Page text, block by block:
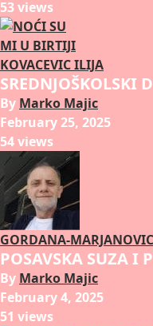
53 views
KOVACEVIC ILIJA
SREDNJOŠKOLSKI
By Marko Majic
February 25, 2025
54 views
GORDANA-
POSAVSKA SUZA I
By Marko Majic
February 4, 2025
51 views